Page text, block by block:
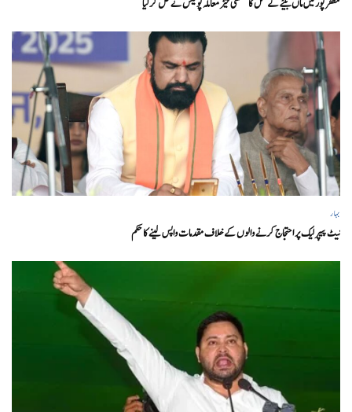
مظفر پور میں ماں بیٹے کے قتل کا سنسنی خیز معاملہ پولیس نے حل کر لیا
بہار
نیٹ پیپر لیک پر احتجاج کرنے والوں کے خلاف مقدمات واپس لینے کا حکم